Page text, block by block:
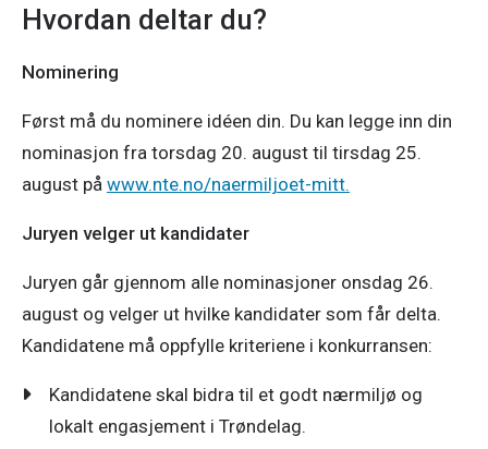
Hvordan deltar du?
Nominering
Først må du nominere idéen din. Du kan legge inn din
nominasjon fra torsdag 20. august til tirsdag 25.
august på www.nte.no/naermiljoet-mitt.
Juryen velger ut kandidater
Juryen går gjennom alle nominasjoner onsdag 26.
august og velger ut hvilke kandidater som får delta.
Kandidatene må oppfylle kriteriene i konkurransen:
Kandidatene skal bidra til et godt nærmiljø og
lokalt engasjement i Trøndelag.